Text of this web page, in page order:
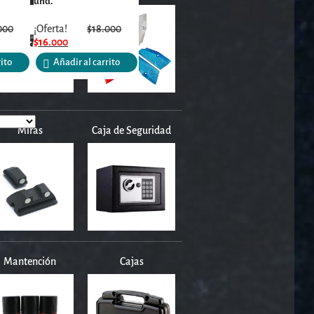
Miras Caja de Seguridad
Mantención Cajas
¡Oferta! $18.000
$16.000
Añadir al carrito